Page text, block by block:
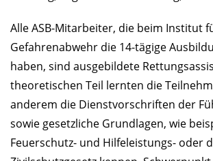
Alle ASB-Mitarbeiter, die beim Institut
Gefahrenabwehr die 14-tägige
haben, sind ausgebildete
theoretischen Teil lernten die
anderem die Dienstvorschriften der
sowie gesetzliche Grundlagen, wie
Feuerschutz- und Hilfeleistungs- oder